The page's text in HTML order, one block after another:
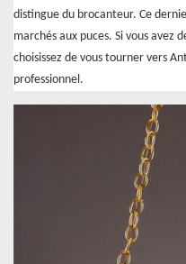
distingue du brocanteur. Ce
marchés aux puces. Si vous avez
choisissez de vous tourner vers
professionnel.